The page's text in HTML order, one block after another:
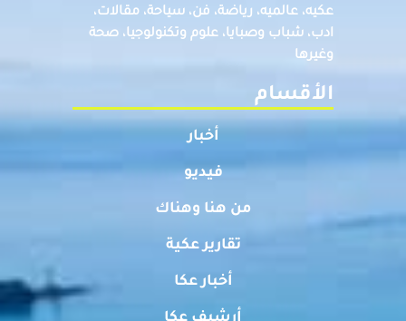
عكيه، عالميه، رياضة، فن، سياحة، مقالات،
ادب، شباب وصبايا، علوم وتكنولوجيا، صحة
وغيرها
الأقسام
أخبار
فيديو
من هنا وهناك
تقارير عكية
أخبار عكا